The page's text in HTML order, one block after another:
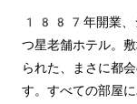
1887年開業、シ
つ星老舗ホテル。
られた、まさに都
す。すべての部屋